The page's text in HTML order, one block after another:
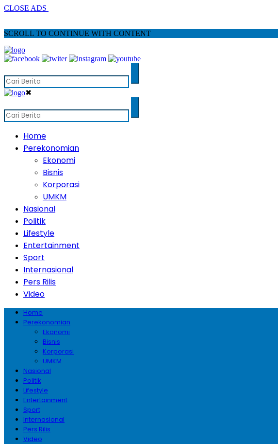
CLOSE ADS
SCROLL TO CONTINUE WITH CONTENT
✖
Home
Perekonomian
Ekonomi
Bisnis
Korporasi
UMKM
Nasional
Politik
Lifestyle
Entertainment
Sport
Internasional
Pers Rilis
Video
Home
Perekonomian
Ekonomi
Bisnis
Korporasi
UMKM
Nasional
Politik
Lifestyle
Entertainment
Sport
Internasional
Pers Rilis
Video